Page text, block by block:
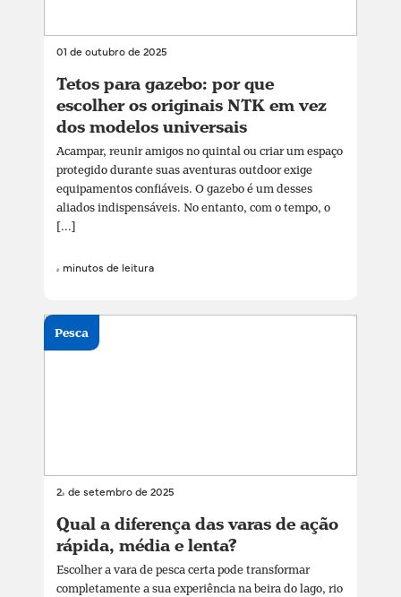
01 de outubro de 2025
Tetos para gazebo: por que
escolher os originais NTK em vez
dos modelos universais
Acampar, reunir amigos no quintal ou criar um espaço
protegido durante suas aventuras outdoor exige
equipamentos confiáveis. O gazebo é um desses
aliados indispensáveis. No entanto, com o tempo, o
[...]
4 minutos de leitura
24 de setembro de 2025
Qual a diferença das varas de ação
rápida, média e lenta?
Escolher a vara de pesca certa pode transformar
completamente a sua experiência na beira do lago, rio
Pesca